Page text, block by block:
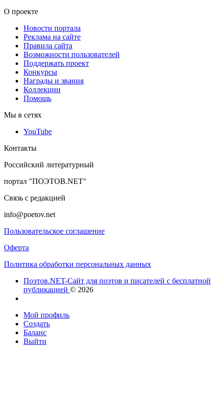
О проекте
Новости портала
Реклама на сайте
Правила сайта
Возможности пользователей
Поддержать проект
Конкурсы
Награды и звания
Коллекции
Помощь
Мы в сетях
YouTube
Контакты
Российский литературный
портал "ПОЭТОВ.NET"
Связь с редакцией
info@poetov.net
Пользовательское соглашение
Оферта
Политика обработки персональных данных
Поэтов.NET-Сайт для поэтов и писателей с бесплатной
публикацией © 2026
Мой профиль
Создать
Баланс
Выйти